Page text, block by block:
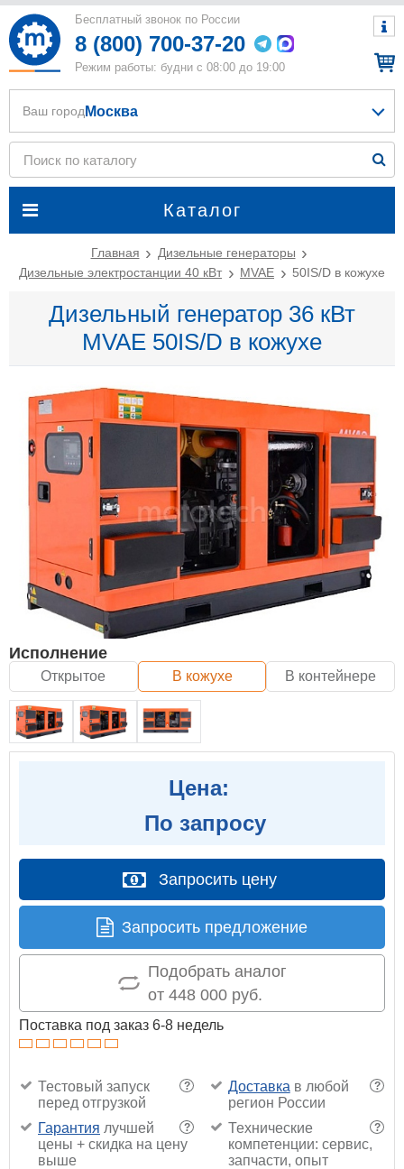
Бесплатный звонок по России
8 (800) 700-37-20
Режим работы: будни с 08:00 до 19:00
Каталог
Ваш город Москва
Главная
Дизельные генераторы
Дизельные электростанции 40 кВт
MVAE 50IS/D в кожухе
Дизельный генератор 36 кВт
MVAE 50IS/D в кожухе
Исполнение
Открытое В кожухе В контейнере
Цена:
По запросу
Запросить цену
Запросить предложение
Подобрать аналог
от 448 000 руб.
Поставка под заказ 6-8 недель
?
Тестовый запуск
перед отгрузкой
?
Доставка в любой
регион России
?
Гарантия лучшей
цены + скидка на цену
выше
?
Технические
компетенции: сервис,
запчасти, опыт